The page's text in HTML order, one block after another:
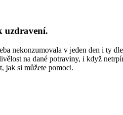
uzdravení.
nekonzumovala v jeden den i ty
na dané potraviny, i když
jak si můžete pomoci.